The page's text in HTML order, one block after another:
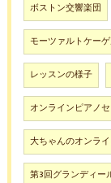
ボストン交響楽団
モーツァルトケー
レッスンの様子
オンラインピアノ
大ちゃんのオンラ
第3回グランディー